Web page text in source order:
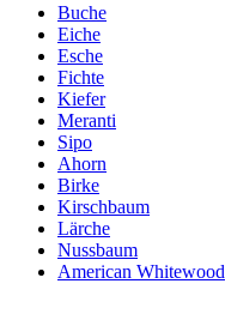
Buche
Eiche
Esche
Fichte
Kiefer
Meranti
Sipo
Ahorn
Birke
Kirschbaum
Lärche
Nussbaum
American Whitewood